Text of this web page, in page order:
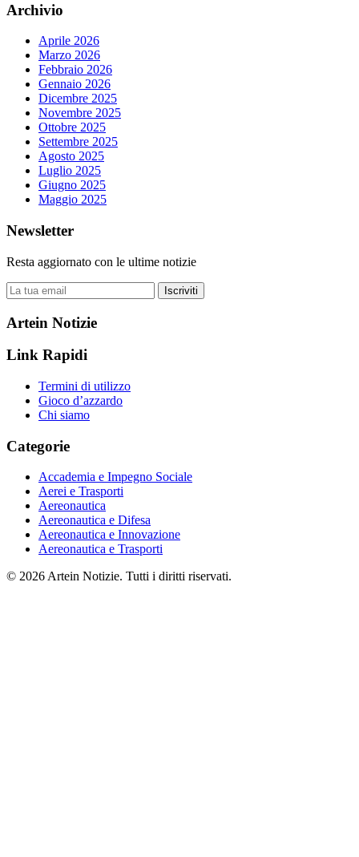
Archivio
Aprile 2026
Marzo 2026
Febbraio 2026
Gennaio 2026
Dicembre 2025
Novembre 2025
Ottobre 2025
Settembre 2025
Agosto 2025
Luglio 2025
Giugno 2025
Maggio 2025
Newsletter
Resta aggiornato con le ultime notizie
Iscriviti
Artein Notizie
Link Rapidi
Termini di utilizzo
Gioco d’azzardo
Chi siamo
Categorie
Accademia e Impegno Sociale
Aerei e Trasporti
Aereonautica
Aereonautica e Difesa
Aereonautica e Innovazione
Aereonautica e Trasporti
© 2026 Artein Notizie. Tutti i diritti riservati.